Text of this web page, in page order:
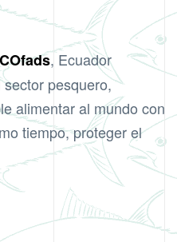
, Ecuador
pesquero,
alimentar al mundo con
tiempo, proteger el